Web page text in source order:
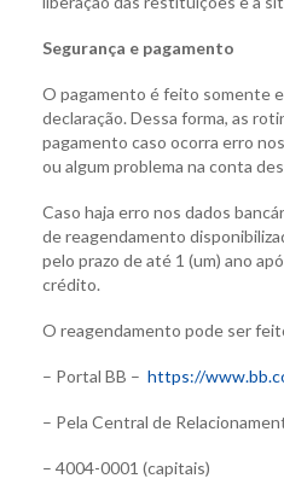
Segurança e pagamento
O pagamento é feito somente
declaração. Dessa forma, as
pagamento caso ocorra erro
ou algum problema na conta
Caso haja erro nos dados
de reagendamento
pelo prazo de até 1 (um) ano
crédito.
O reagendamento pode ser
– Portal BB – https://
– Pela Central de
– 4004-0001 (capitais)